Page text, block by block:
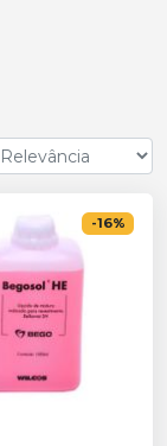
-16%